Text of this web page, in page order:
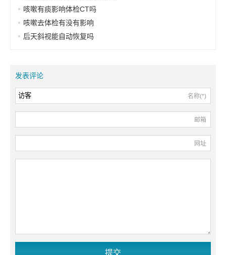
咳嗽有痰影响体检CT吗
咳嗽去体检有没有影响
后天斜视能自动恢复吗
发表评论
名称(*)
邮箱
网址